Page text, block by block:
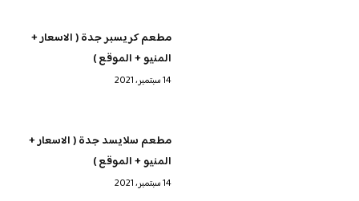
مطعم كريسبر جدة ( الاسعار +
المنيو + الموقع )
14 سبتمبر، 2021
مطعم سلايسد جدة ( الاسعار +
المنيو + الموقع )
14 سبتمبر، 2021